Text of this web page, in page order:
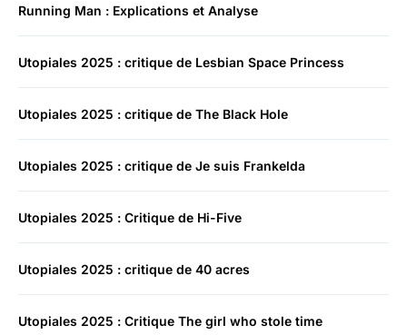
Running Man : Explications et Analyse
Utopiales 2025 : critique de Lesbian Space Princess
Utopiales 2025 : critique de The Black Hole
Utopiales 2025 : critique de Je suis Frankelda
Utopiales 2025 : Critique de Hi-Five
Utopiales 2025 : critique de 40 acres
Utopiales 2025 : Critique The girl who stole time